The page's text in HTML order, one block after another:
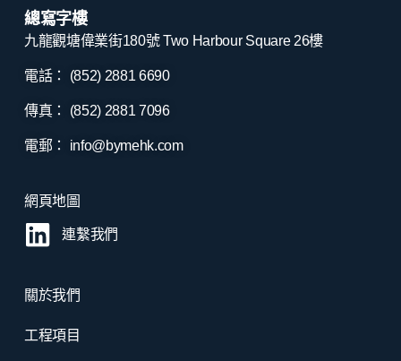
總寫字樓
九龍觀塘偉業街180號 Two Harbour Square 26樓
電話： (852) 2881 6690
傳真： (852) 2881 7096
電郵： info@bymehk.com
網頁地圖
連繫我們
關於我們
工程項目